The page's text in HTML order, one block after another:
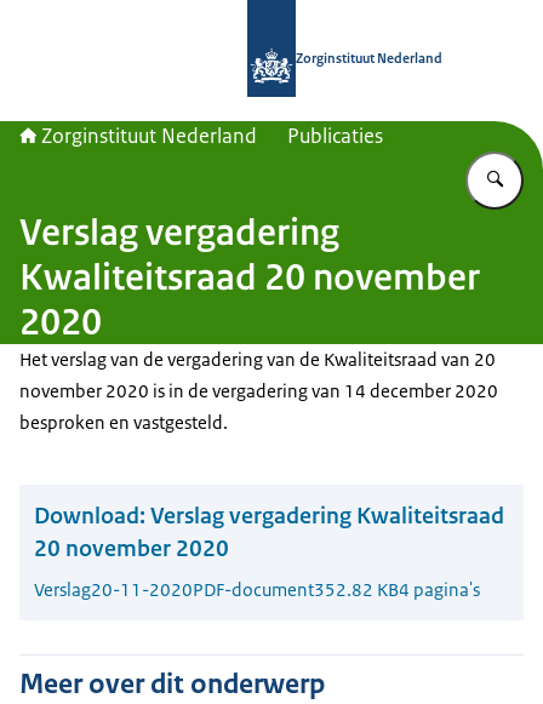
Zorginstituut Nederland
Zorginstituut Nederland Publicaties
Verslag vergadering
Kwaliteitsraad 20 november
2020
Het verslag van de vergadering van de Kwaliteitsraad van 20
november 2020 is in de vergadering van 14 december 2020
besproken en vastgesteld.
Download: Verslag vergadering Kwaliteitsraad
20 november 2020
Verslag20-11-2020PDF-document352.82 KB4 pagina's
Meer over dit onderwerp